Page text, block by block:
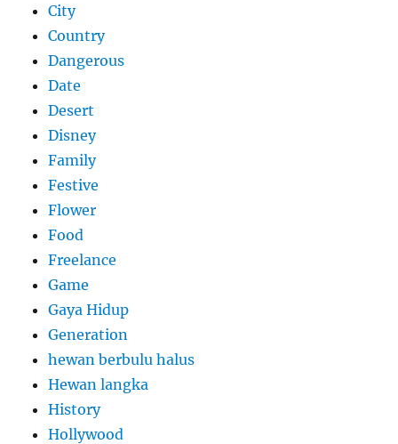
City
Country
Dangerous
Date
Desert
Disney
Family
Festive
Flower
Food
Freelance
Game
Gaya Hidup
Generation
hewan berbulu halus
Hewan langka
History
Hollywood